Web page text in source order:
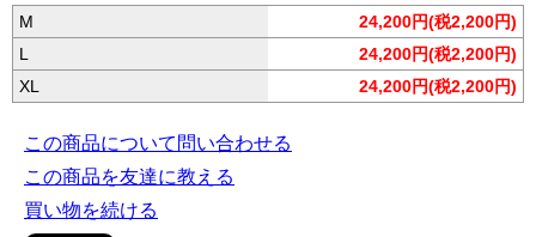
M
24,200円(税2,200円)
L
24,200円(税2,200円)
XL
24,200円(税2,200円)
この商品について問い合わせる
この商品を友達に教える
買い物を続ける